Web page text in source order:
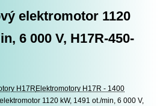
elektromotor 1120
6 000 V, H17R-450-
H17R Elektromotory H17R - 1400
1120 kW, 1491 ot./min, 6 000 V,